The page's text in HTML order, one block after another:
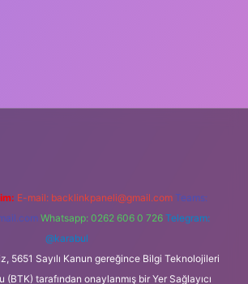
E-mail: backlinkpaneli@gmail.com Teams:
Whatsapp: 0262 606 0 726 Telegram:
@karabul
5651 Sayılı Kanun gereğince Bilgi Teknolojileri
(BTK) tarafından onaylanmış bir Yer Sağlayıcı